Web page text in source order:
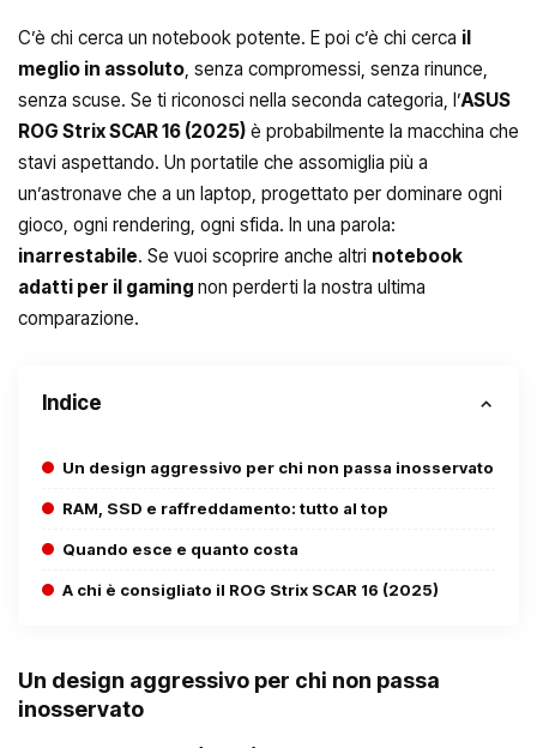
C’è chi cerca un notebook potente. E poi c’è chi cerca il
meglio in assoluto, senza compromessi, senza rinunce,
senza scuse. Se ti riconosci nella seconda categoria, l’ASUS
ROG Strix SCAR 16 (2025) è probabilmente la macchina che
stavi aspettando. Un portatile che assomiglia più a
un’astronave che a un laptop, progettato per dominare ogni
gioco, ogni rendering, ogni sfida. In una parola:
inarrestabile. Se vuoi scoprire anche altri notebook
adatti per il gaming non perderti la nostra ultima
comparazione.
Indice
Un design aggressivo per chi non passa inosservato
RAM, SSD e raffreddamento: tutto al top
Quando esce e quanto costa
A chi è consigliato il ROG Strix SCAR 16 (2025)
Un design aggressivo per chi non passa
inosservato